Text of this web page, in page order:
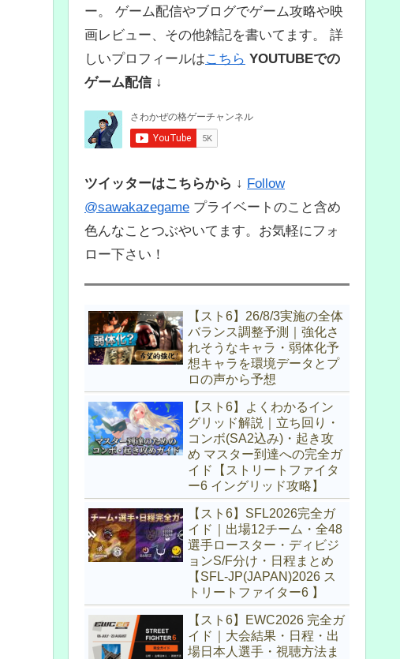
ー。 ゲーム配信やブログでゲーム攻略や映
画レビュー、その他雑記を書いてます。 詳
しいプロフィールはこちら YOUTUBEでの
ゲーム配信 ↓
ツイッターはこちらから ↓ Follow
@sawakazegame プライベートのこと含め
色んなことつぶやいてます。お気軽にフォ
ロー下さい！
【スト6】26/8/3実施の全体
バランス調整予測｜強化さ
れそうなキャラ・弱体化予
想キャラを環境データとプ
ロの声から予想
【スト6】よくわかるイン
グリッド解説｜立ち回り・
コンボ(SA2込み)・起き攻
め マスター到達への完全ガ
イド【ストリートファイタ
ー6 イングリッド攻略】
【スト6】SFL2026完全ガ
イド｜出場12チーム・全48
選手ロースター・ディビジ
ョンS/F分け・日程まとめ
【SFL-JP(JAPAN)2026 ス
トリートファイター6 】
【スト6】EWC2026 完全ガ
イド｜大会結果・日程・出
場日本人選手・視聴方法ま